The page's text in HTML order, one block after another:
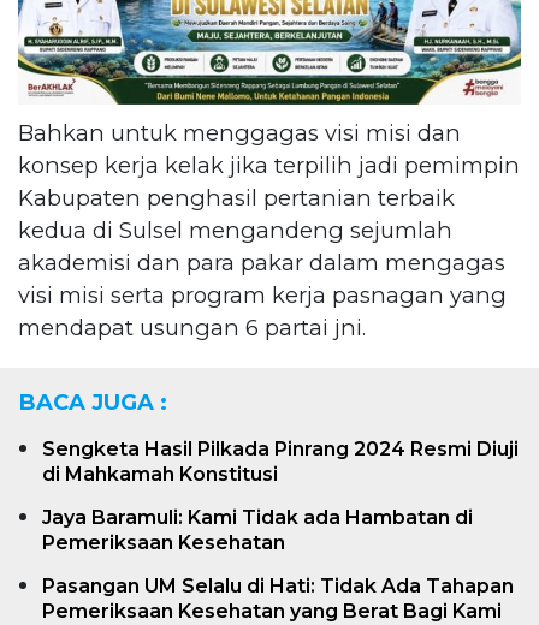
Bahkan untuk menggagas visi misi dan
konsep kerja kelak jika terpilih jadi pemimpin
Kabupaten penghasil pertanian terbaik
kedua di Sulsel mengandeng sejumlah
akademisi dan para pakar dalam mengagas
visi misi serta program kerja pasnagan yang
mendapat usungan 6 partai jni.
BACA JUGA :
Sengketa Hasil Pilkada Pinrang 2024 Resmi Diuji
di Mahkamah Konstitusi
Jaya Baramuli: Kami Tidak ada Hambatan di
Pemeriksaan Kesehatan
Pasangan UM Selalu di Hati: Tidak Ada Tahapan
Pemeriksaan Kesehatan yang Berat Bagi Kami